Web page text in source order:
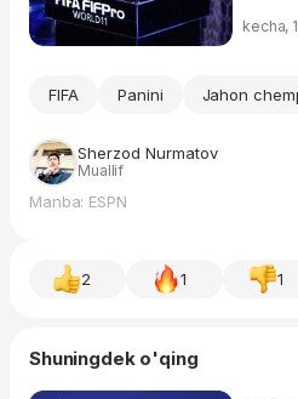
kecha,
FIFA Panini Jahon
Sherzod Nurmatov
Muallif
Manba: ESPN
2 1 1
Shuningdek o'qing